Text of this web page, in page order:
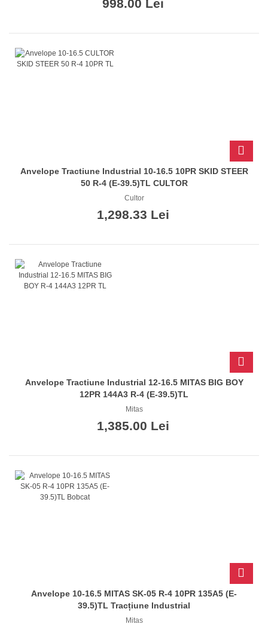
998.00 Lei
Anvelope Tractiune Industrial 10-16.5 10PR SKID STEER
50 R-4 (E-39.5)TL CULTOR
Cultor
1,298.33 Lei
Anvelope Tractiune Industrial 12-16.5 MITAS BIG BOY
12PR 144A3 R-4 (E-39.5)TL
Mitas
1,385.00 Lei
Anvelope 10-16.5 MITAS SK-05 R-4 10PR 135A5 (E-
39.5)TL Tracțiune Industrial
Mitas